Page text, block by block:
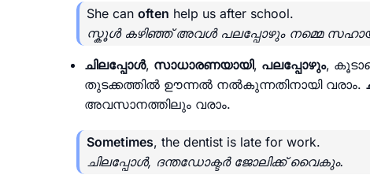
She can often help us after school.
സ്കൂൾ കഴിഞ്ഞ് അവൾ പലപ്പോഴും നമ്മെ
ചിലപ്പോൾ, സാധാരണയായി, പലപ്പോഴും,
തുടക്കത്തിൽ ഊന്നൽ നൽകുന്നതിനായി വരാം.
അവസാനത്തിലും വരാം.
Sometimes, the dentist is late for work.
ചിലപ്പോൾ, ദന്തഡോക്ടർ ജോലിക്ക് വൈകും.